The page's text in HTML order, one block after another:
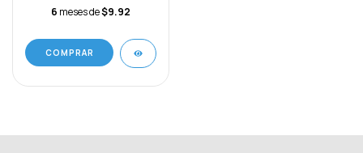
6 meses de$9.92
COMPRAR